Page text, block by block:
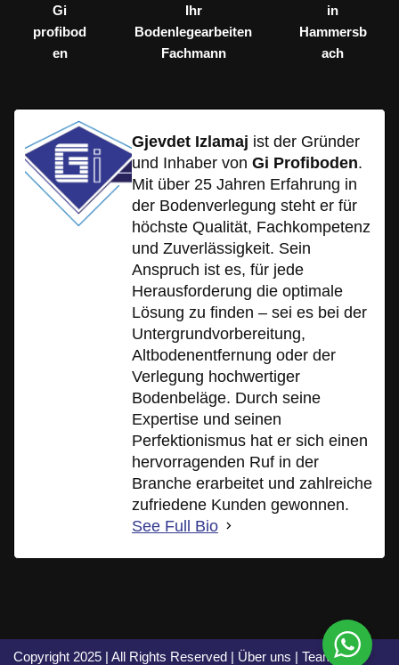
Gi
profibod
en
Ihr
Bodenlegearbeiten
Fachmann
in
Hammersb
ach
Gjevdet Izlamaj ist der Gründer
und Inhaber von Gi Profiboden.
Mit über 25 Jahren Erfahrung in
der Bodenverlegung steht er für
höchste Qualität, Fachkompetenz
und Zuverlässigkeit. Sein
Anspruch ist es, für jede
Herausforderung die optimale
Lösung zu finden – sei es bei der
Untergrundvorbereitung,
Altbodenentfernung oder der
Verlegung hochwertiger
Bodenbeläge. Durch seine
Expertise und seinen
Perfektionismus hat er sich einen
hervorragenden Ruf in der
Branche erarbeitet und zahlreiche
zufriedene Kunden gewonnen.
See Full Bio
Copyright 2025 | All Rights Reserved | Über uns | Team |